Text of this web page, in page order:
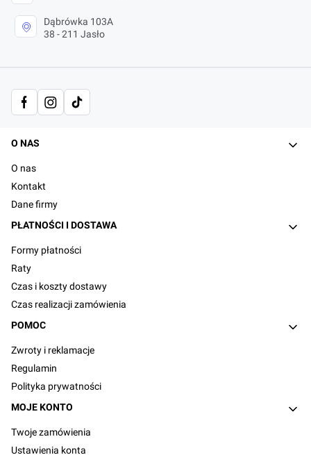
Dąbrówka 103A
38 - 211 Jasło
Linki w stopce
O NAS
O nas
Kontakt
Dane firmy
PŁATNOŚCI I DOSTAWA
Formy płatności
Raty
Czas i koszty dostawy
Czas realizacji zamówienia
POMOC
Zwroty i reklamacje
Regulamin
Polityka prywatności
MOJE KONTO
Twoje zamówienia
Ustawienia konta